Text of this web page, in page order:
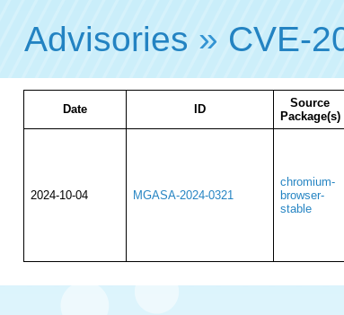
Advisories » CVE-
Date ID
Source
Package(s)
2024-10-04 MGASA-2024-0321
chromium-
browser-
stable